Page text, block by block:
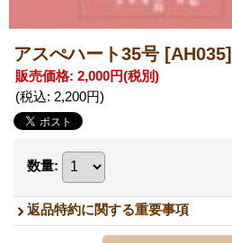
アスぺハート35号 [AH035]
販売価格: 2,000円(税別)
(税込: 2,200円)
数量:
返品特約に関する重要事項